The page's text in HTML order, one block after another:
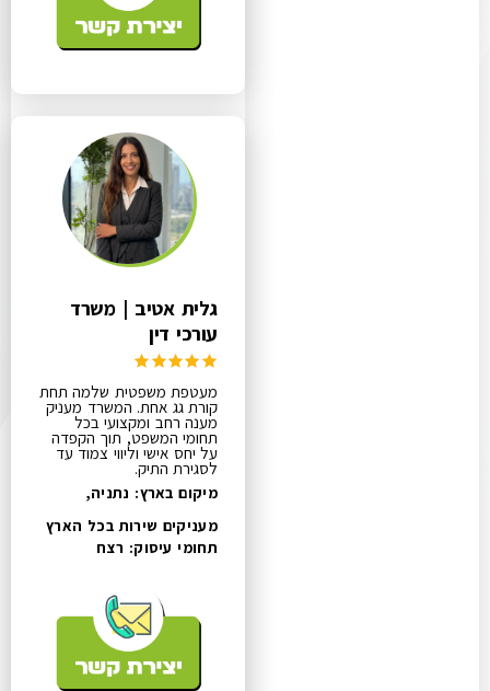
גלית אטיב | משרד
עורכי דין
מעטפת משפטית שלמה תחת
קורת גג אחת. המשרד מעניק
מענה רחב ומקצועי בכל
תחומי המשפט, תוך הקפדה
על יחס אישי וליווי צמוד עד
לסגירת התיק.
מיקום בארץ: נתניה,
מעניקים שירות בכל הארץ
תחומי עיסוק: רצח